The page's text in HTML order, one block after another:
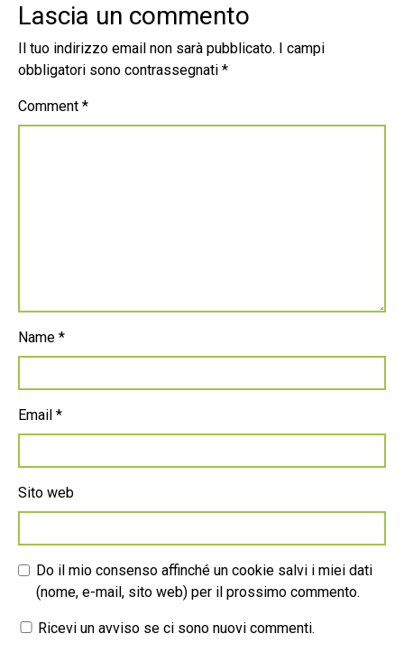
Lascia un commento
Il tuo indirizzo email non sarà pubblicato.
I campi
obbligatori sono contrassegnati *
Comment *
Name *
Email *
Sito web
Do il mio consenso affinché un cookie salvi i miei dati
(nome, e-mail, sito web) per il prossimo commento.
Ricevi un avviso se ci sono nuovi commenti.